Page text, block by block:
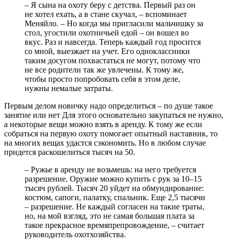
– Я сына на охоту беру с детства. Первый раз он
не хотел ехать, а в стане скучал, – вспоминает
Меняйло. – Но когда мы пригласили мальчишку за
стол, угостили охотничьей едой – он вошел во
вкус. Раз и навсегда. Теперь каждый год просится
со мной, выезжает на учет. Его одноклассники
таким досугом похвастаться не могут, потому что
не все родители так же увлечены. К тому же,
чтобы просто попробовать себя в этом деле,
нужны немалые затраты.
Первым делом новичку надо определиться – по душе такое
занятие или нет Для этого основательно закупаться не нужно,
а некоторые вещи можно взять в аренду. К тому же если
собраться на первую охоту помогает опытный наставник, то
на многих вещах удастся сэкономить. Но в любом случае
придется раскошелиться тысяч на 50.
– Ружье в аренду не возьмешь: на него требуется
разрешение. Оружие можно купить с рук за 10–15
тысяч рублей. Тысяч 20 уйдет на обмундирование:
костюм, сапоги, палатку, спальник. Еще 2,5 тысячи
– разрешение. Не каждый согласен на такие траты,
но, на мой взгляд, это не самая большая плата за
такое прекрасное времяпрепровождение, – считает
руководитель охотхозяйства.